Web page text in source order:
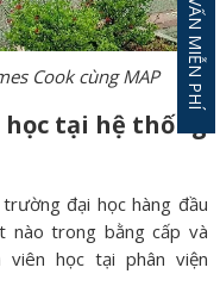
Cook cùng MAP
tại hệ thống
đại học hàng đầu
nào trong bằng cấp và
học tại phân viện